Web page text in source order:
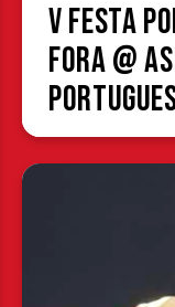
V Festa
Fora @